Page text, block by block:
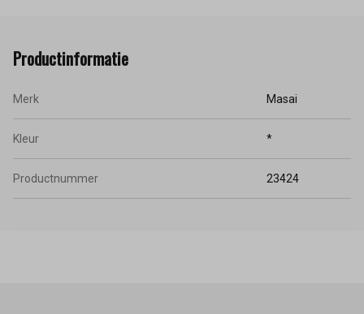
Productinformatie
Merk Masai
Kleur *
Productnummer 23424